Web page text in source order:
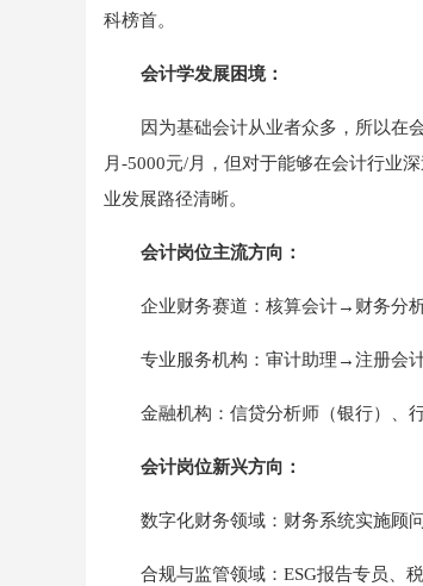
科榜首。
会计学发展困境：
因为基础会计从业者众多，所以在
月-5000元/月，但对于能够在会计行业
业发展路径清晰。
会计岗位主流方向：
企业财务赛道：核算会计→财务分
专业服务机构：审计助理→注册会
金融机构：信贷分析师（银行）、
会计岗位新兴方向：
数字化财务领域：财务系统实施顾
合规与监管领域：ESG报告专员、